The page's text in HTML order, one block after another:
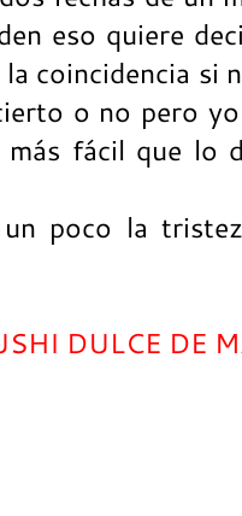
eso quiere
la coincidencia si
o no pero
fácil que lo
poco la
DULCE DE